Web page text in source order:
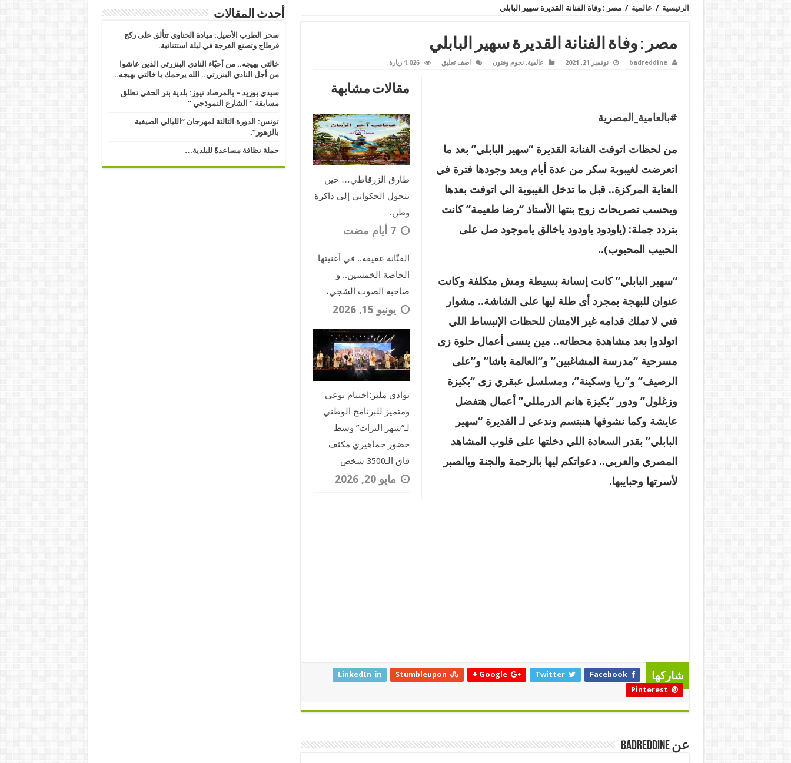
الرئيسية / عالمية / مصر : وفاة الفنانة القديرة سهير البابلي
مصر : وفاة الفنانة القديرة سهير البابلي
badreddine نوفمبر 21, 2021 عالمية,نجوم وفنون اضف تعليق 1,026 زيارة
مقالات مشابهة
طارق الزرقاطي… حين
يتحول الحكواتي إلى ذاكرة
وطن.
‏7 أيام مضت
الفنّانة عفيفه.. في أغنيتها
الخاصة الخمسين.. و
صاحبة الصوت الشجي،
يونيو 15, 2026
بوادي مليز:اختتام نوعي
ومتميز للبرنامج الوطني
لـ”شهر التراث” وسط
حضور جماهيري مكثف
فاق الـ3500 شخص
مايو 20, 2026
#بالعامية_المصرية
من لحظات اتوفت الفنانة القديرة “سهير البابلي” بعد ما
اتعرضت لغيبوبة سكر من عدة أيام وبعد وجودها فترة في
العناية المركزة.. قبل ما تدخل الغيبوبة الي اتوفت بعدها
وبحسب تصريحات زوج بنتها الأستاذ “رضا طعيمة” كانت
بتردد جملة: (ياودود ياودود ياخالق ياموجود صل على
الحبيب المحبوب)..
“سهير البابلي” كانت إنسانة بسيطة ومش متكلفة وكانت
عنوان للبهجة بمجرد أى طلة ليها على الشاشة.. مشوار
فني لا تملك قدامه غير الامتنان للحظات الإنبساط اللي
اتولدوا بعد مشاهدة محطاته.. مين ينسى أعمال حلوة زى
مسرحية “مدرسة المشاغبين” و”العالمة باشا” و”على
الرصيف” و”ريا وسكينة”، ومسلسل عبقري زى “بكيزة
وزغلول” ودور “بكيزة هانم الدرمللي” أعمال هتفضل
عايشة وكما نشوفها هنبتسم وندعي لـ القديرة “سهير
البابلي” بقدر السعادة اللي دخلتها على قلوب المشاهد
المصري والعربي.. دعواتكم ليها بالرحمة والجنة وبالصبر
لأسرتها وحبايبها.
شاركها Facebook
Twitter
Google +
Stumbleupon
LinkedIn
Pinterest
عن badreddine
أحدث المقالات
سحر الطرب الأصيل: ميادة الحناوي تتألق على ركح
قرطاج وتصنع الفرجة في ليلة استثنائية.
خالتي بهيجه.. من أحبّاء النادي البنزرتي الذين عاشوا
من أجل النادي البنزرتي.. الله يرحمك يا خالتي بهيجه..
سيدي بوزيد – بالمرصاد نيوز: بلدية بئر الحفي تطلق
مسابقة ” الشارع النموذجي ” ​
تونس: الدورة الثالثة لمهرجان “الليالي الصيفية
بالزهور”.
حملة نظافة مساعدةً للبلدية…